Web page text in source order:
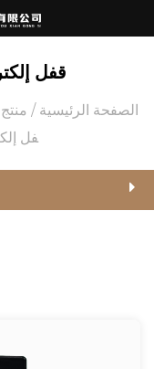
قفل
الصفحة الرئيسية / منتج
فل